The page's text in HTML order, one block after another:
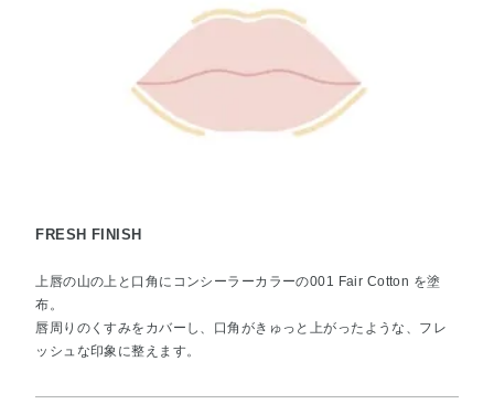
FRESH FINISH
上唇の山の上と口角にコンシーラーカラーの001 Fair Cotton を塗
布。
唇周りのくすみをカバーし、口角がきゅっと上がったような、フレ
ッシュな印象に整えます。